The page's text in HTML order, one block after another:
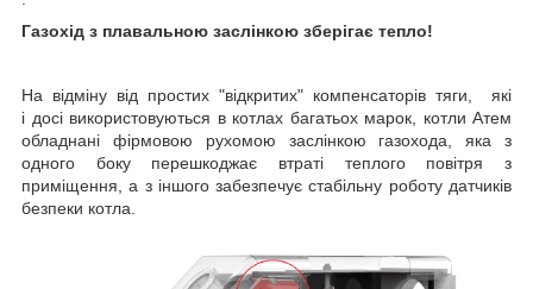
Газохід з плавальною заслінкою зберігає тепло!
На відміну від простих "відкритих" компенсаторів тяги, які
і досі використовуються в котлах багатьох марок, котли Атем
обладнані фірмовою рухомою заслінкою газохода, яка з
одного боку перешкоджає втраті теплого повітря з
приміщення, а з іншого забезпечує стабільну роботу датчиків
безпеки котла.